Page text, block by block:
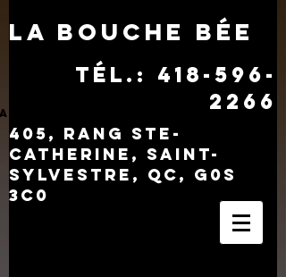
LA BOUCHE BÉE
Accueil MenusPhotos
tél.: 418-596-
2266
405, rang Ste-
Catherine, Saint-
Sylvestre, QC, G0S
3C0​